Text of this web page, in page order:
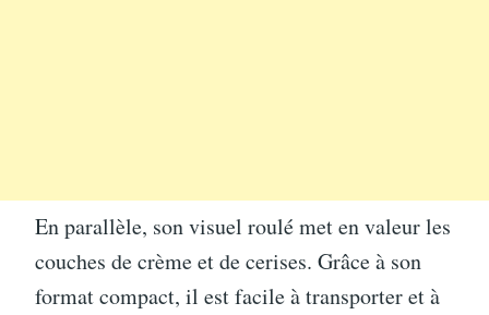
En parallèle, son visuel roulé met en valeur les
couches de crème et de cerises. Grâce à son
format compact, il est facile à transporter et à